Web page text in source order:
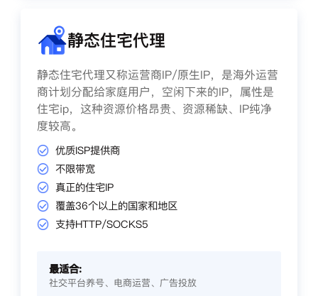
静态住宅代理
静态住宅代理又称运营商IP/原生IP，是海外运营
商计划分配给家庭用户，空闲下来的IP，属性是
住宅ip，这种资源价格昂贵、资源稀缺、IP纯净
度较高。
优质ISP提供商
不限带宽
真正的住宅IP
覆盖36个以上的国家和地区
支持HTTP/SOCKS5
最适合:
社交平台养号、电商运营、广告投放